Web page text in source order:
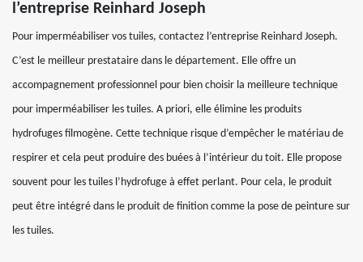
l’entreprise Reinhard Joseph
Pour imperméabiliser vos tuiles, contactez l’entreprise Reinhard Joseph.
C’est le meilleur prestataire dans le département. Elle offre un
accompagnement professionnel pour bien choisir la meilleure technique
pour imperméabiliser les tuiles. A priori, elle élimine les produits
hydrofuges filmogène. Cette technique risque d’empêcher le matériau de
respirer et cela peut produire des buées à l’intérieur du toit. Elle propose
souvent pour les tuiles l’hydrofuge à effet perlant. Pour cela, le produit
peut être intégré dans le produit de finition comme la pose de peinture sur
les tuiles.